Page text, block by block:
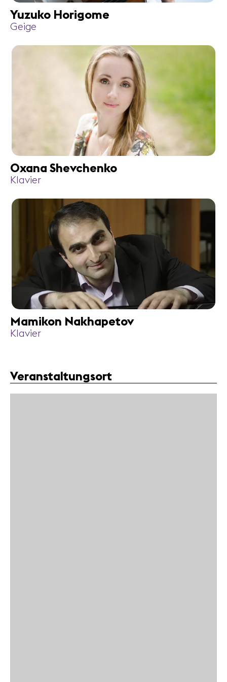
Yuzuko Horigome
Geige
Oxana Shevchenko
Klavier
Mamikon Nakhapetov
Klavier
Veranstaltungsort